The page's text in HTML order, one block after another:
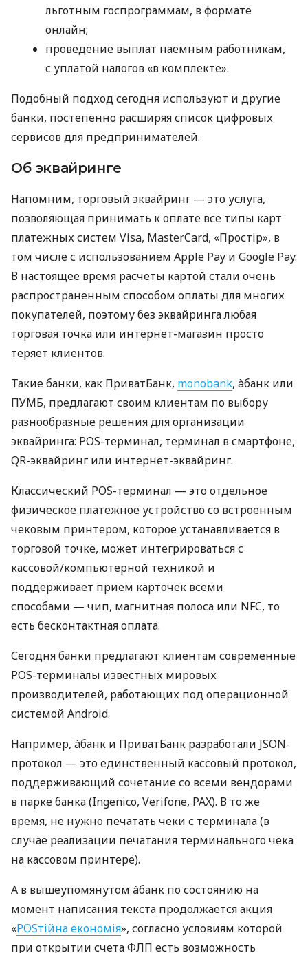
льготным госпрограммам, в формате
онлайн;
проведение выплат наемным работникам,
с уплатой налогов «в комплекте».
Подобный подход сегодня используют и другие
банки, постепенно расширяя список цифровых
сервисов для предпринимателей.
Об эквайринге
Напомним, торговый эквайринг — это услуга,
позволяющая принимать к оплате все типы карт
платежных систем Visa, MasterCard, «Простір», в
том числе с использованием Apple Pay и Google Pay.
В настоящее время расчеты картой стали очень
распространенным способом оплаты для многих
покупателей, поэтому без эквайринга любая
торговая точка или интернет-магазин просто
теряет клиентов.
Такие банки, как ПриватБанк, monobank, àбанк или
ПУМБ, предлагают своим клиентам по выбору
разнообразные решения для организации
эквайринга: POS-терминал, терминал в смартфоне,
QR-эквайринг или интернет-эквайринг.
Классический POS-терминал — это отдельное
физическое платежное устройство со встроенным
чековым принтером, которое устанавливается в
торговой точке, может интегрироваться с
кассовой/компьютерной техникой и
поддерживает прием карточек всеми
способами — чип, магнитная полоса или NFC, то
есть бесконтактная оплата.
Сегодня банки предлагают клиентам современные
POS-терминалы известных мировых
производителей, работающих под операционной
системой Android.
Например, àбанк и ПриватБанк разработали JSON-
протокол — это единственный кассовый протокол,
поддерживающий сочетание со всеми вендорами
в парке банка (Ingenico, Verifone, PAX). В то же
время, не нужно печатать чеки с терминала (в
случае реализации печатания терминального чека
на кассовом принтере).
А в вышеупомянутом àбанк по состоянию на
момент написания текста продолжается акция
«POSтійна економія», согласно условиям которой
при открытии счета ФЛП есть возможность